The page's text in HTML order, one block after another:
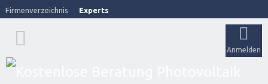
Firmenverzeichnis Experts
Anmelden